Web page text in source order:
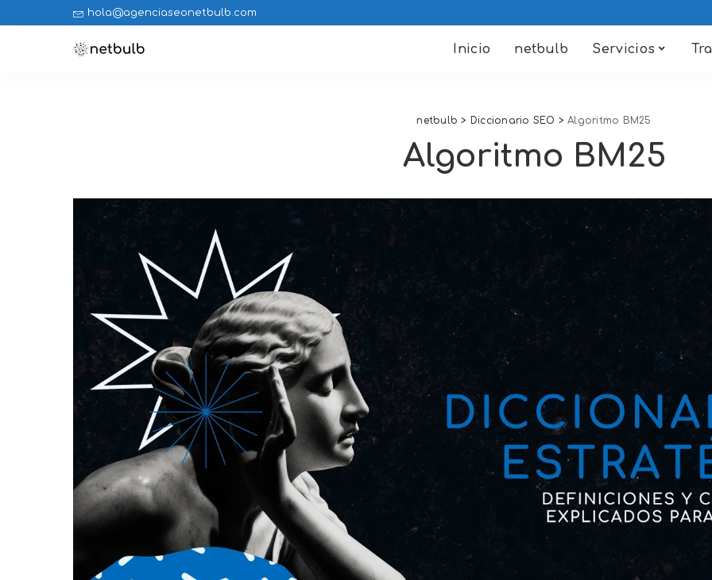
hola@agenciaseonetbulb.com
Inicio netbulb Servicios
netbulb > Diccionario SEO >Algoritmo BM25
Algoritmo BM25